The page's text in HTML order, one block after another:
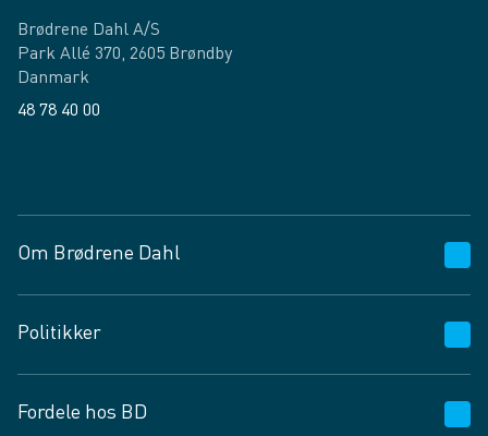
Brødrene Dahl A/S
Park Allé 370, 2605 Brøndby
Danmark
48 78 40 00
Om Brødrene Dahl
Vagttelefon 30 10 89 89
Spørgsmål og svar
Job og karriere
Politikker
Privatlivspolitik
Fordele hos BD